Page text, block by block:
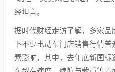
经坦言。
据时代财经走访了解，多家
下不少电动车门店销售行情
素影响，其中，去年底新国